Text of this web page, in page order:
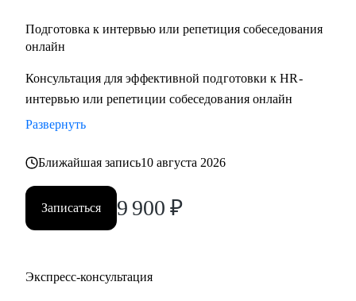
Подготовка к интервью или репетиция собеседования
онлайн
Консультация для эффективной подготовки к HR-
интервью или репетиции собеседования онлайн
Развернуть
Ближайшая запись10 августа 2026
Записаться 9 900 ₽
Экспресс-консультация